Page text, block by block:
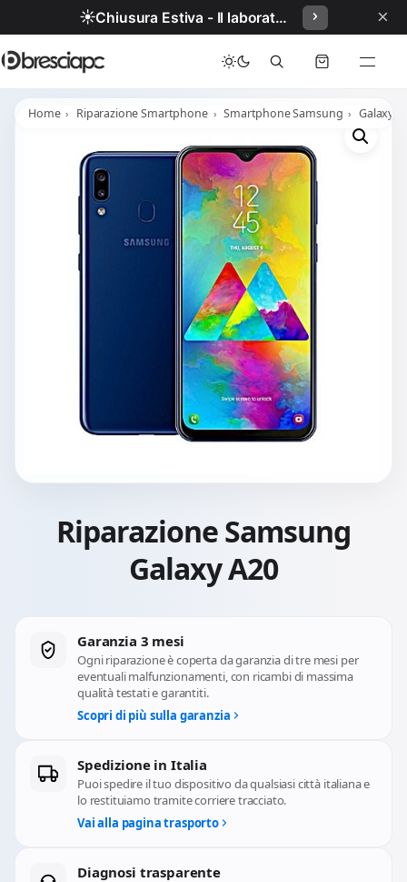
☀️ Chiusura Estiva - Il laboratorio resterà chiuso per ferie dal 29/06/2026 al 05/07/2026 compresi. ×
Home Riparazione Smartphone Smartphone Samsung Galaxy A
Riparazione Samsung
Galaxy A20
Garanzia 3 mesi
Ogni riparazione è coperta da garanzia di tre mesi per
eventuali malfunzionamenti, con ricambi di massima
qualità testati e garantiti.
Scopri di più sulla garanzia
Spedizione in Italia
Puoi spedire il tuo dispositivo da qualsiasi città italiana e
lo restituiamo tramite corriere tracciato.
Vai alla pagina trasporto
Diagnosi trasparente